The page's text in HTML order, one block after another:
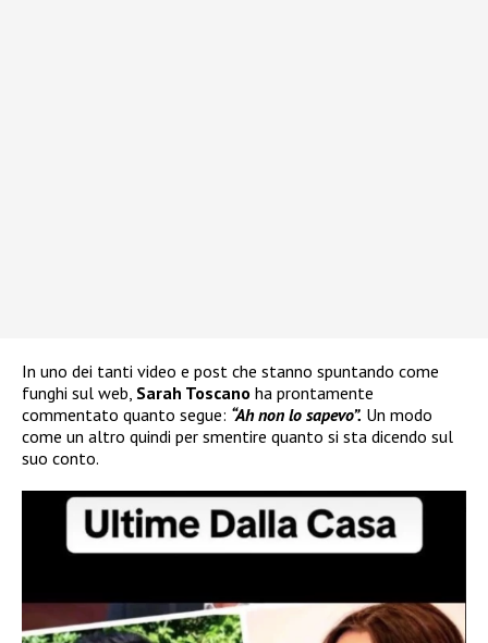
In uno dei tanti video e post che stanno spuntando come
funghi sul web, Sarah Toscano ha prontamente
commentato quanto segue: “Ah non lo sapevo”. Un modo
come un altro quindi per smentire quanto si sta dicendo sul
suo conto.